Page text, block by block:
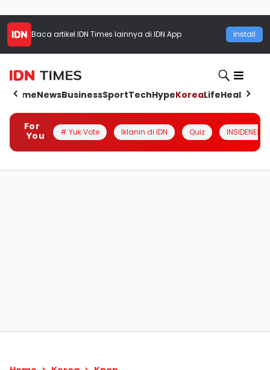
Baca artikel IDN Times lainnya di IDN App Install
HomeNewsBusinessSportTechHypeKoreaLifeHealth
For
You
# Yuk Vote Iklanin di IDN Quiz INSIDENESIA